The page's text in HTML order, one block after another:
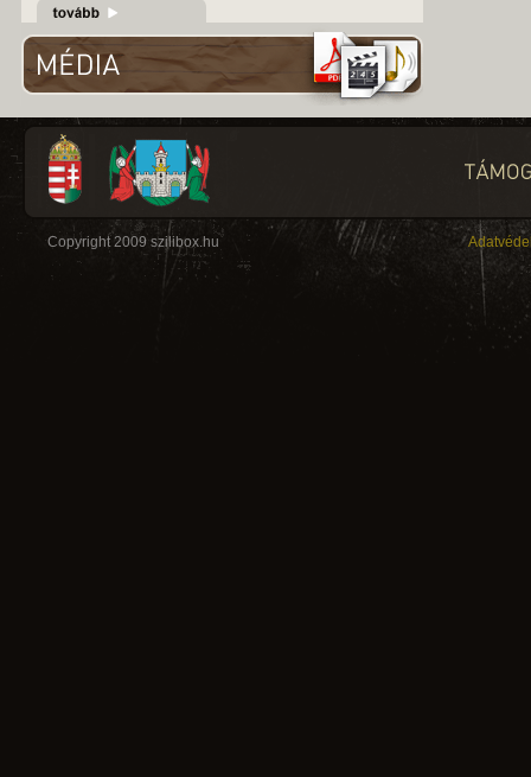
Copyright 2009 szilibox.hu